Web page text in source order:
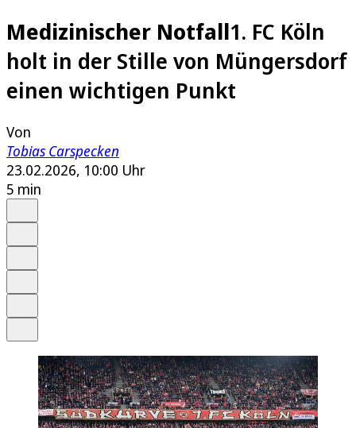
Medizinischer Notfall1. FC Köln
holt in der Stille von Müngersdorf
einen wichtigen Punkt
Von
Tobias Carspecken
23.02.2026, 10:00 Uhr
5 min